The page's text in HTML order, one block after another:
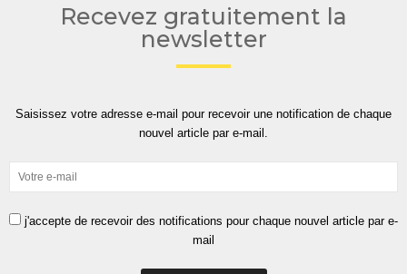
Recevez gratuitement la
newsletter
Saisissez votre adresse e-mail pour recevoir une notification de chaque
nouvel article par e-mail.
j'accepte de recevoir des notifications pour chaque nouvel article par e-
mail